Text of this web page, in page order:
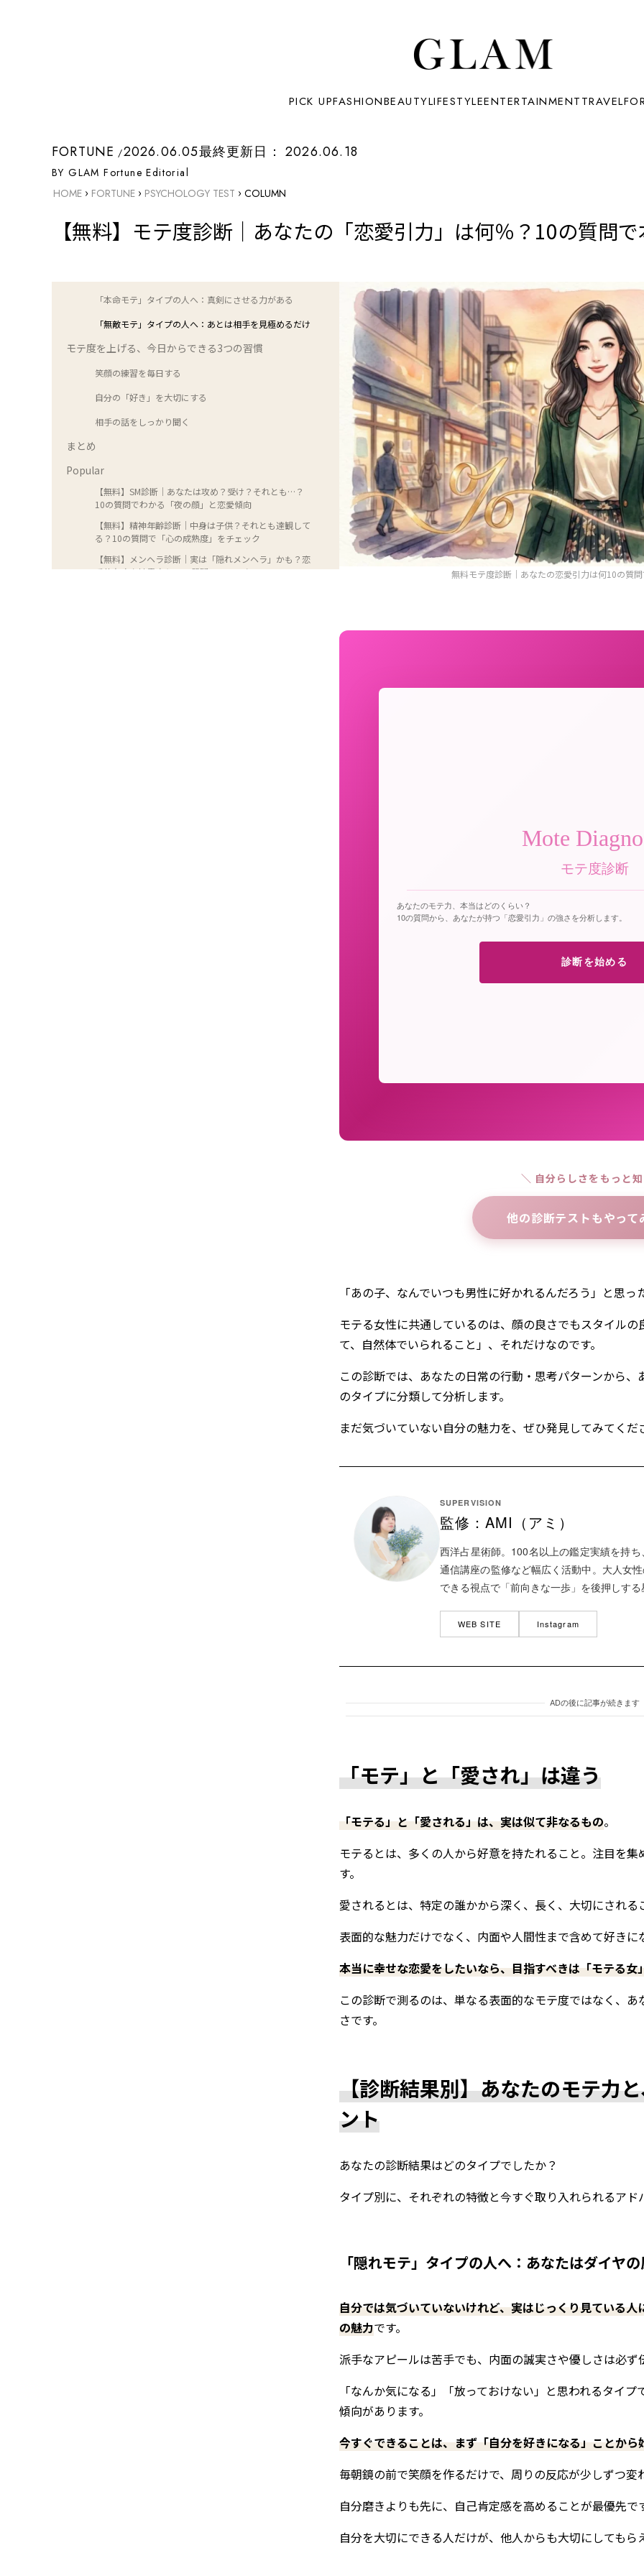
PICK UPFASHIONBEAUTYLIFESTYLEENTERTAINMENTTRAVEL
FORTUNE 2026.06.05最終更新日： 2026.06.18
BY GLAM Fortune Editorial
HOME › FORTUNE › PSYCHOLOGY TEST › COLUMN
【無料】モテ度診断｜あなたの「恋愛引力」は何％？10の質問
Mote Diagnosisモテ度診断
「モテ」と「愛され」は違う
【診断結果別】あなたのモテ力と、さらに輝くための
「隠れモテ」タイプの人へ：あなたはダイヤの原石
「本命モテ」タイプの人へ：真剣にさせる力がある
「無敵モテ」タイプの人へ：あとは相手を見極めるだけ
モテ度を上げる、今日からできる3つの習慣
笑顔の練習を毎日する
自分の「好き」を大切にする
相手の話をしっかり聞く
まとめ
Popular
【無料】SM診断｜あなたは攻め？受け？それとも…？
10の質問でわかる「夜の顔」と恋愛傾向
【無料】精神年齢診断｜中身は子供？それとも達観して
る？10の質問で「心の成熟度」をチェック
【無料】メンヘラ診断｜実は「隠れメンヘラ」かも？恋
愛依存度や地雷度を10の質問でチェック
無料モテ度診断｜あなたの恋愛引力は何10の質
Mote
モテ度診断
あなたのモテ力、本当はどのくらい？
10の質問から、あなたが持つ「恋愛引力」の強さを分析します。
診断を始める
＼ 自分らしさをもっと
他の診断テストもやって
「あの子、なんでいつも男性に好かれるんだろう」と思
モテる女性に共通しているのは、顔の良さでもスタイル
て、自然体でいられること」、それだけなのです。
この診断では、あなたの日常の行動・思考パターンから
のタイプに分類して分析します。
まだ気づいていない自分の魅力を、ぜひ発見してみてくだ
SUPERVISION
監修：AMI（アミ）
西洋占星術師。100名以上の鑑定実績を持
通信講座の監修など幅広く活動中。大人女
できる視点で「前向きな一歩」を後押しす
WEB SITE Instagram
ADの後に記事が続きます
「モテ」と「愛され」は違う
「モテる」と「愛される」は、実は似て非なるもの。
モテるとは、多くの人から好意を持たれること。注目を
す。
愛されるとは、特定の誰かから深く、長く、大切にされる
表面的な魅力だけでなく、内面や人間性まで含めて好きに
本当に幸せな恋愛をしたいなら、目指すべきは「モテる女
この診断で測るのは、単なる表面的なモテ度ではなく、
さです。
【診断結果別】あなたのモテ力
ント
あなたの診断結果はどのタイプでしたか？
タイプ別に、それぞれの特徴と今すぐ取り入れられるアド
「隠れモテ」タイプの人へ：あなたはダイヤ
自分では気づいていないけれど、実はじっくり見ている
の魅力です。
派手なアピールは苦手でも、内面の誠実さや優しさは必ず
「なんか気になる」「放っておけない」と思われるタイ
傾向があります。
今すぐできることは、まず「自分を好きになる」ことから
毎朝鏡の前で笑顔を作るだけで、周りの反応が少しずつ変
自分磨きよりも先に、自己肯定感を高めることが最優先で
自分を大切にできる人だけが、他人からも大切にしてもら